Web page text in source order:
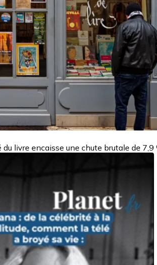
livre encaisse une chute brutale de